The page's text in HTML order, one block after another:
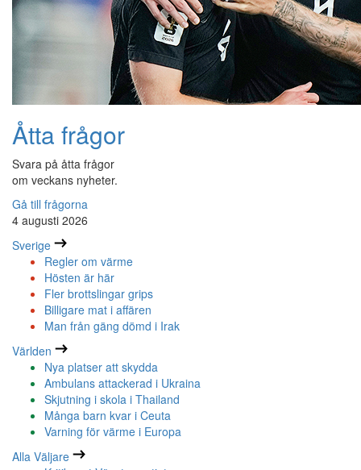
Åtta frågor
Svara på åtta frågor
om veckans nyheter.
Gå till frågorna
4 augusti 2026
Sverige
Regler om värme
Hösten är här
Fler brottslingar grips
Billigare mat i affären
Man från gäng dömd i Irak
Världen
Nya platser att skydda
Ambulans attackerad i Ukraina
Skjutning i skola i Thailand
Många barn kvar i Ceuta
Varning för värme i Europa
Alla Väljare